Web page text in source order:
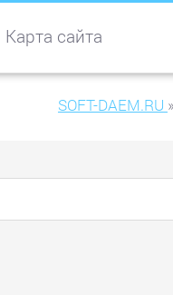
Карта сайта
SOFT-DAEM.RU »